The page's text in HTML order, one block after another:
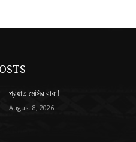
প্রয়াত মেসির বাবা!
August 8, 2026